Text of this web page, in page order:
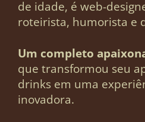
de idade, é web-
roteirista, humorista e
Um completo
que transformou seu
drinks em uma
inovadora.